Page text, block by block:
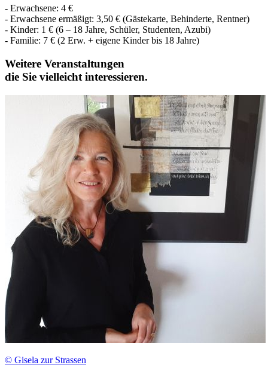
- Erwachsene: 4 €
- Erwachsene ermäßigt: 3,50 € (Gästekarte, Behinderte, Rentner)
- Kinder: 1 € (6 – 18 Jahre, Schüler, Studenten, Azubi)
- Familie: 7 € (2 Erw. + eigene Kinder bis 18 Jahre)
Weitere Veranstaltungen
die Sie vielleicht interessieren.
© Gisela zur Strassen